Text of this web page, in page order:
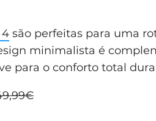
4 são perfeitas para uma
minimalista é
para o conforto total